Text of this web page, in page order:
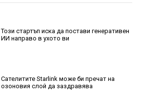
Този стартъп иска да постави генеративен
ИИ направо в ухото ви
Сателитите Starlink може би пречат на
озоновия слой да заздравява